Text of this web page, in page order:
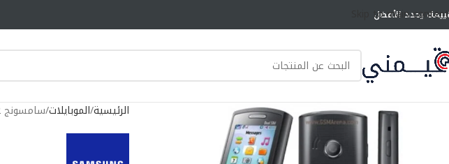
Skip to main content
يحدد الأفضل
الرئيسية الموبايلات سامسونج E2152